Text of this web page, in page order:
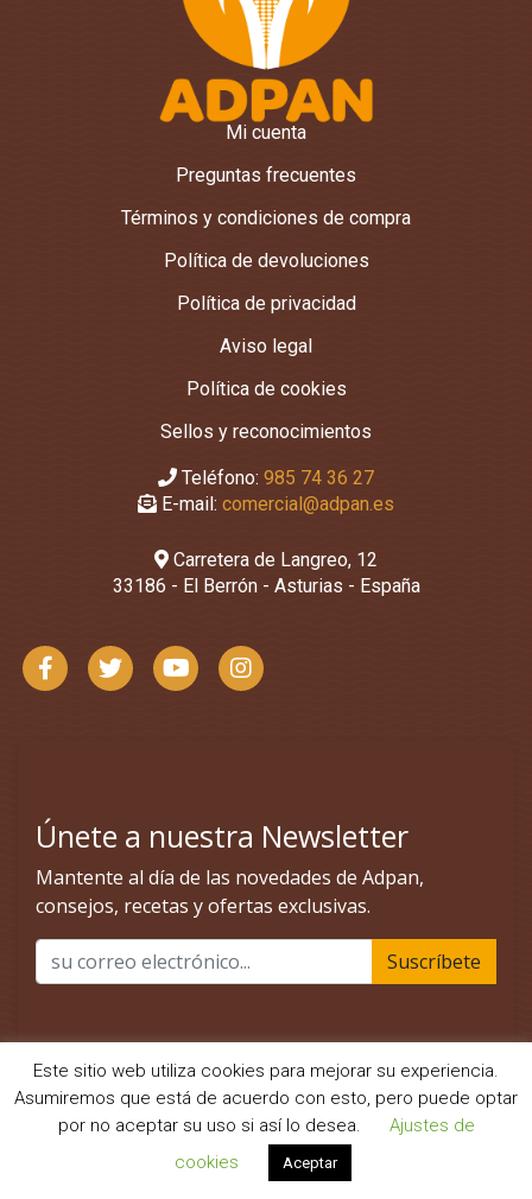
Mi cuenta
Preguntas frecuentes
Términos y condiciones de compra
Política de devoluciones
Política de privacidad
Aviso legal
Política de cookies
Sellos y reconocimientos
Teléfono: 985 74 36 27
E-mail: comercial@adpan.es
Carretera de Langreo, 12
33186 - El Berrón - Asturias - España
©Adpan Europa SL · 2025 - Todos los derechos reservados.
Este sitio web utiliza cookies para mejorar su experiencia.
Asumiremos que está de acuerdo con esto, pero puede optar
por no aceptar su uso si así lo desea.
Ajustes de
cookies
Aceptar